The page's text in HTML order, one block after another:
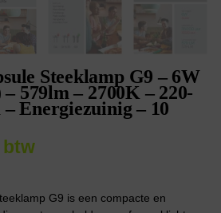
Steeklamp G9 – 6W
579lm – 2700K – 220-
Energiezuinig – 10
btw
G9 is een compacte en